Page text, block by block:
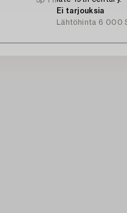
Ei tarjouksia
Lähtöhinta 6 000